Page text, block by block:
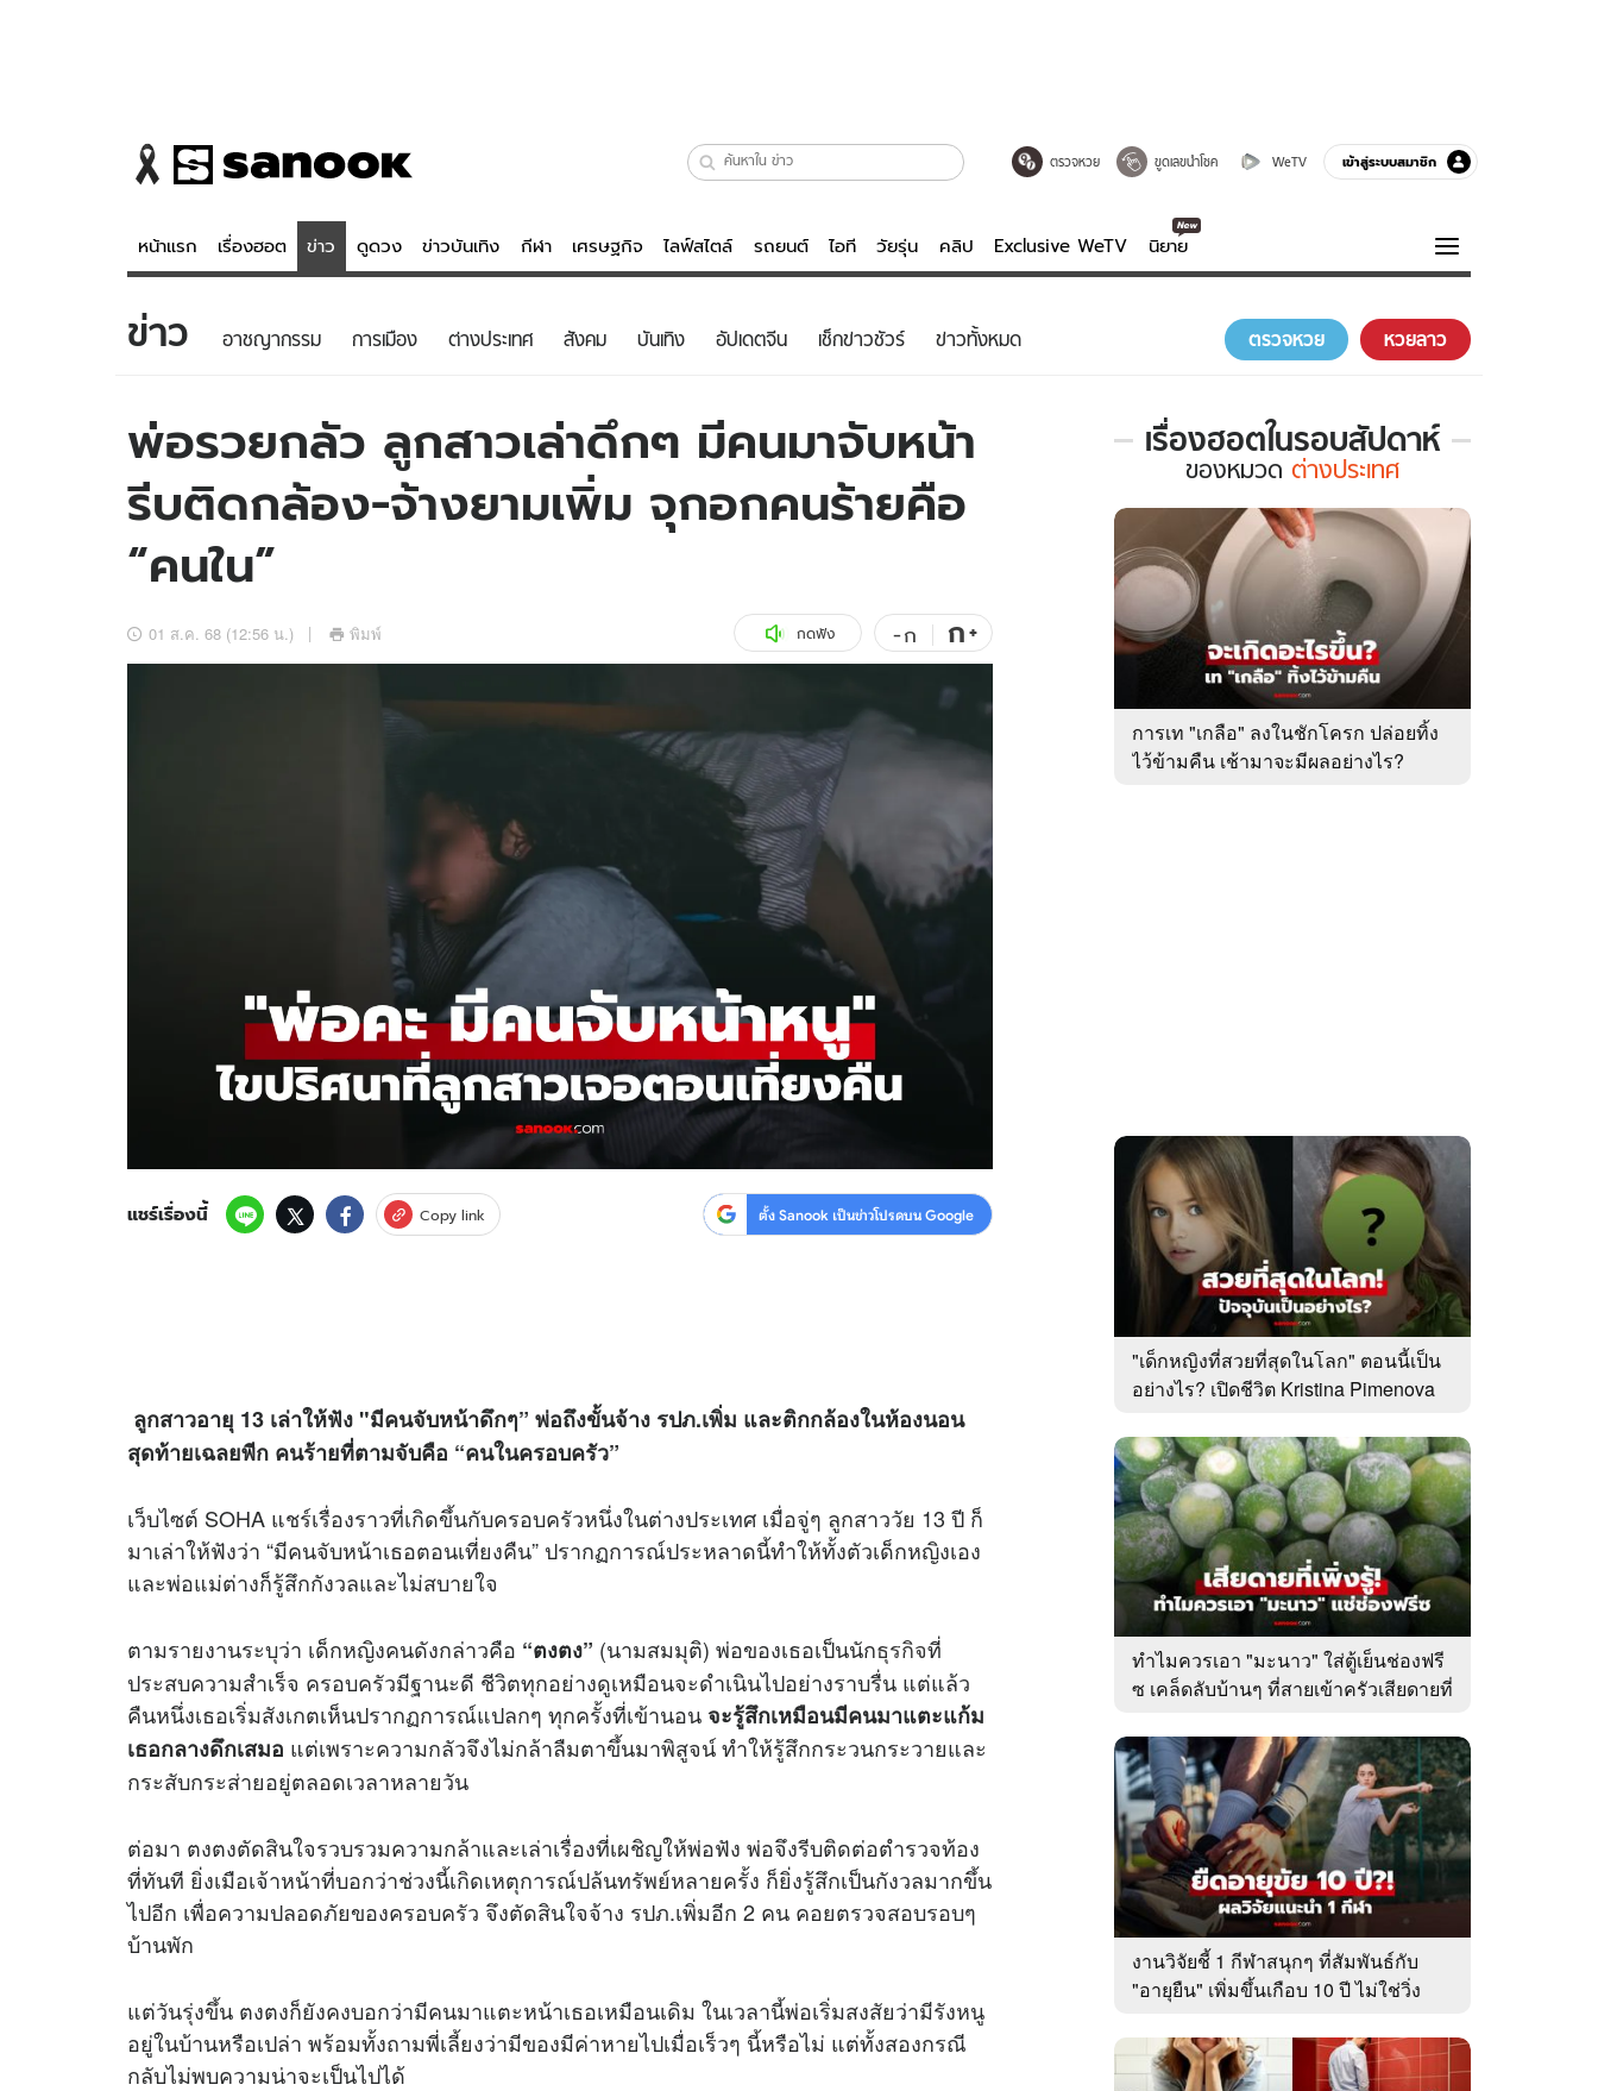
ตรวจหวย ขูดเลขนำโชค WeTV เข้าสู่ระบบสมาชิก
หน้าแรก เรื่องฮอต ข่าว ดูดวง ข่าวบันเทิง กีฬา เศรษฐกิจ ไลฟ์สไตล์ รถยนต์ ไอที วัยรุ่น คลิป Exclusive WeTV นิยาย
ข่าว
ข่าวบันเทิง
ข่าวกีฬา
ข่าวเศรษฐกิจ
อัปเดตจีน
ดูดวง - ตรวจหวย
สถิติหวยไทย
หวยลาว
ไลฟ์สไตล์
วัยรุ่น
ไอที
รถยนต์
เที่ยว-กิน
Tasteful Thailand
บันเทิงครบรส
เกมส์
WeTV
Exclusive WeTV
ความรู้รอบตัว
ฮาวทู
บริษัท อิมเมจ ฟิวเจอร์ (ประเทศไทย) จำกัด
ข่าว อาชญากรรม การเมือง ต่างประเทศ สังคม บันเทิง อัปเดตจีน เช็กข่าวชัวร์ ข่าวทั้งหมด ตรวจหวย หวยลาว
พ่อรวยกลัว ลูกสาวเล่าดึกๆ มีคนมาจับหน้า
รีบติดกล้อง-จ้างยามเพิ่ม จุกอกคนร้ายคือ
“คนใน”
01 ส.ค. 68 (12:56 น.) พิมพ์ กดฟัง -ก ก+
แชร์เรื่องนี้ Copy link ตั้ง Sanook เป็นข่าวโปรดบน Google
ลูกสาวอายุ 13 เล่าให้ฟัง "มีคนจับหน้าดึกๆ” พ่อถึงขั้นจ้าง รปภ.เพิ่ม และติกกล้องในห้องนอน
สุดท้ายเฉลยพีก คนร้ายที่ตามจับคือ “คนในครอบครัว”
เว็บไซต์ SOHA แชร์เรื่องราวที่เกิดขึ้นกับครอบครัวหนึ่งในต่างประเทศ เมื่อจู่ๆ ลูกสาววัย 13 ปี ก็
มาเล่าให้ฟังว่า “มีคนจับหน้าเธอตอนเที่ยงคืน” ปรากฏการณ์ประหลาดนี้ทำให้ทั้งตัวเด็กหญิงเอง
และพ่อแม่ต่างก็รู้สึกกังวลและไม่สบายใจ
ตามรายงานระบุว่า เด็กหญิงคนดังกล่าวคือ “ตงตง” (นามสมมุติ) พ่อของเธอเป็นนักธุรกิจที่
ประสบความสำเร็จ ครอบครัวมีฐานะดี ชีวิตทุกอย่างดูเหมือนจะดำเนินไปอย่างราบรื่น แต่แล้ว
คืนหนึ่งเธอเริ่มสังเกตเห็นปรากฏการณ์แปลกๆ ทุกครั้งที่เข้านอนจะรู้สึกเหมือนมีคนมาแตะแก้ม
เธอกลางดึกเสมอ แต่เพราะความกลัวจึงไม่กล้าลืมตาขึ้นมาพิสูจน์ ทำให้รู้สึกกระวนกระวายและ
กระสับกระส่ายอยู่ตลอดเวลาหลายวัน
ต่อมา ตงตงตัดสินใจรวบรวมความกล้าและเล่าเรื่องที่เผชิญให้พ่อฟัง พ่อจึงรีบติดต่อตำรวจท้อง
ที่ทันที ยิ่งเมือเจ้าหน้าที่บอกว่าช่วงนี้เกิดเหตุการณ์ปล้นทรัพย์หลายครั้ง ก็ยิ่งรู้สึกเป็นกังวลมากขึ้น
ไปอีก เพื่อความปลอดภัยของครอบครัว จึงตัดสินใจจ้าง รปภ.เพิ่มอีก 2 คน คอยตรวจสอบรอบๆ
บ้านพัก
แต่วันรุ่งขึ้น ตงตงก็ยังคงบอกว่ามีคนมาแตะหน้าเธอเหมือนเดิม ในเวลานี้พ่อเริ่มสงสัยว่ามีรังหนู
อยู่ในบ้านหรือเปล่า พร้อมทั้งถามพี่เลี้ยงว่ามีของมีค่าหายไปเมื่อเร็วๆ นี้หรือไม่ แต่ทั้งสองกรณี
กลับไม่พบความน่าจะเป็นไปได้
เรื่องฮอตในรอบสัปดาห์
เรื่อง
ใน
รอบ
สัปดาห์
ของ
ต่าง
ประเทศ
ของหมวด ต่างประเทศ
การเท "เกลือ" ลงในชักโครก ปล่อยทิ้ง
ไว้ข้ามคืน เช้ามาจะมีผลอย่างไร?
"เด็กหญิงที่สวยที่สุดในโลก" ตอนนี้เป็น
อย่างไร? เปิดชีวิต Kristina Pimenova
ทำไมควรเอา "มะนาว" ใส่ตู้เย็นช่องฟรี
ซ เคล็ดลับบ้านๆ ที่สายเข้าครัวเสียดายที่
งานวิจัยชี้ 1 กีฬาสนุกๆ ที่สัมพันธ์กับ
"อายุยืน" เพิ่มขึ้นเกือบ 10 ปี ไม่ใช่วิ่ง